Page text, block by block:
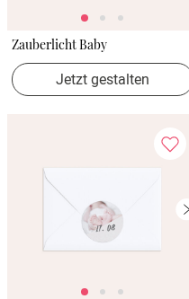
Zauberlicht Baby
Jetzt gestalten